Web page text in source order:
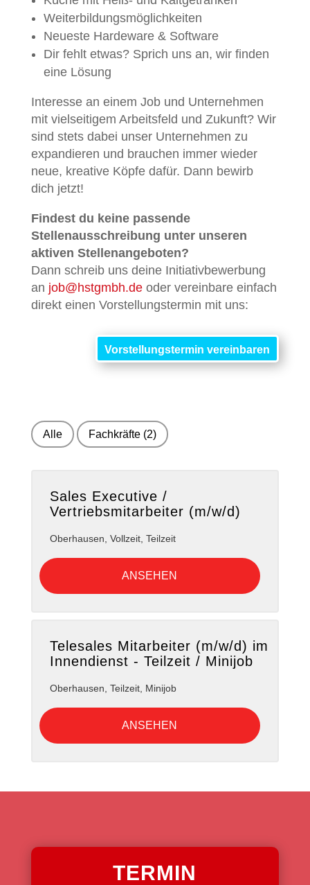
Weiterbildungsmöglichkeiten
Neueste Hardeware & Software
Dir fehlt etwas? Sprich uns an, wir finden
eine Lösung
Interesse an einem Job und Unternehmen
mit vielseitigem Arbeitsfeld und Zukunft? Wir
sind stets dabei unser Unternehmen zu
expandieren und brauchen immer wieder
neue, kreative Köpfe dafür. Dann bewirb
dich jetzt!
Findest du keine passende
Stellenausschreibung unter unseren
aktiven Stellenangeboten?
Dann schreib uns deine Initiativbewerbung
an job@hstgmbh.deoder vereinbare einfach
direkt einen Vorstellungstermin mit uns:
Vorstellungstermin vereinbaren
Alle Fachkräfte (2)
Sales Executive /
Vertriebsmitarbeiter (m/w/d)
Oberhausen Vollzeit, Teilzeit
ANSEHEN
Telesales Mitarbeiter (m/w/d) im
Innendienst - Teilzeit / Minijob
Oberhausen Teilzeit, Minijob
ANSEHEN
TERMIN